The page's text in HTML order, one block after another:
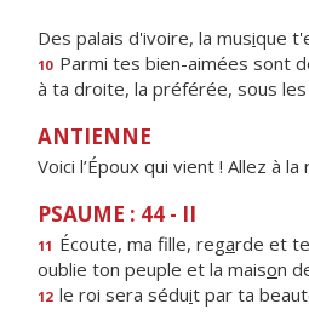
Des palais d'ivoire, la musique
10 Parmi tes bien-aimées sont
à ta droite, la préférée, sous les
ANTIENNE
Voici l’Époux qui vient ! Allez à
PSAUME : 44 - II
11 Écoute, ma fille, regarde et
oublie ton peuple et la maison
12 le roi sera séduit par ta